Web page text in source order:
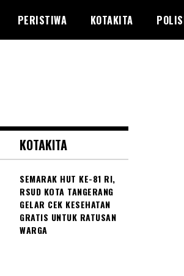
PERISTIWA KOTAKITA
KOTAKITA
SEMARAK HUT KE-81 RI,
RSUD KOTA TANGERANG
GELAR CEK KESEHATAN
GRATIS UNTUK RATUSAN
WARGA